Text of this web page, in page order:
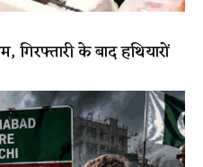
के बाद हथियारों